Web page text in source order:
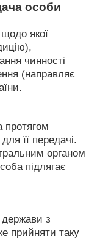
особи
якої
чинності
(направляє
протягом
її передачі.
органом
підлягає
держави з
прийняти таку